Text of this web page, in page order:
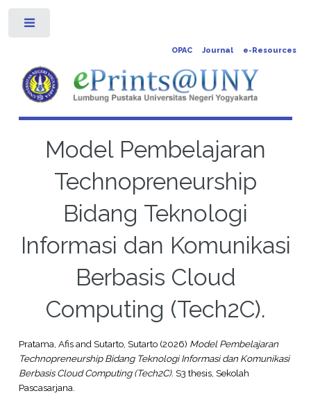
OPAC Journal e-Resources
Model Pembelajaran
Technopreneurship
Bidang Teknologi
Informasi dan Komunikasi
Berbasis Cloud
Computing (Tech2C).
Pratama, AfisandSutarto, Sutarto(2026) Model Pembelajaran
Technopreneurship Bidang Teknologi Informasi dan Komunikasi
Berbasis Cloud Computing (Tech2C). S3 thesis, Sekolah
Pascasarjana.